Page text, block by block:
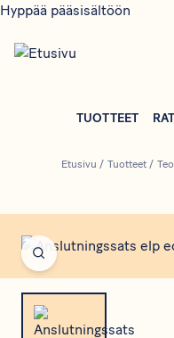
Hyppää pääsisältöön
TUOTTEET
Etusivu / Tuotteet/
Open fullscreen